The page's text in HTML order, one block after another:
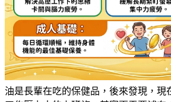
油是長輩在吃的保健品，後來發現，現